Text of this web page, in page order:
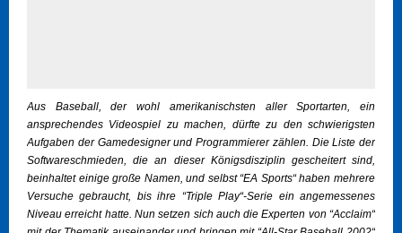
Aus Baseball, der wohl amerikanischsten aller Sportarten, ein
ansprechendes Videospiel zu machen, dürfte zu den schwierigsten
Aufgaben der Gamedesigner und Programmierer zählen. Die Liste der
Softwareschmieden, die an dieser Königsdisziplin gescheitert sind,
beinhaltet einige große Namen, und selbst “EA Sports“ haben mehrere
Versuche gebraucht, bis ihre “Triple Play“-Serie ein angemessenes
Niveau erreicht hatte. Nun setzen sich auch die Experten von “Acclaim“